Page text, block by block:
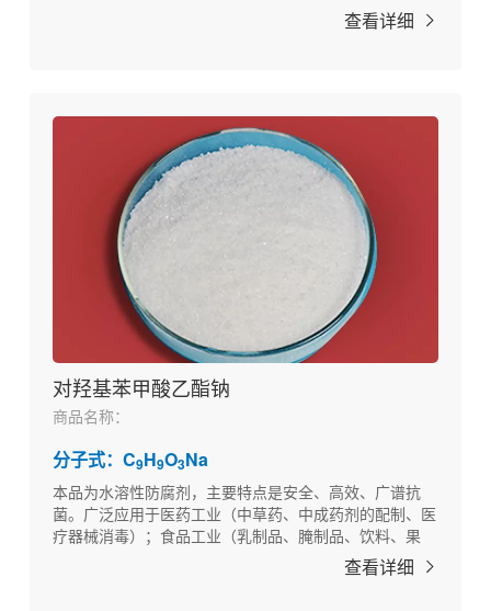
汁、果冻、糕点等）；纺织工业（纺织品、棉纱、化纤）
的防腐。以及其他如化妆品、饲料、日用工业品的防腐。
查看详细
对羟基苯甲酸乙酯钠
商品名称：
分子式：C9H9O3Na
本品为水溶性防腐剂，主要特点是安全、高效、广谱抗
菌。广泛应用于医药工业（中草药、中成药剂的配制、医
疗器械消毒）；食品工业（乳制品、腌制品、饮料、果
汁、果冻、糕点等）；纺织工业（纺织品、棉纱、化纤）
的防腐。以及其他如化妆品、饲料、日用工业品的防腐。
查看详细